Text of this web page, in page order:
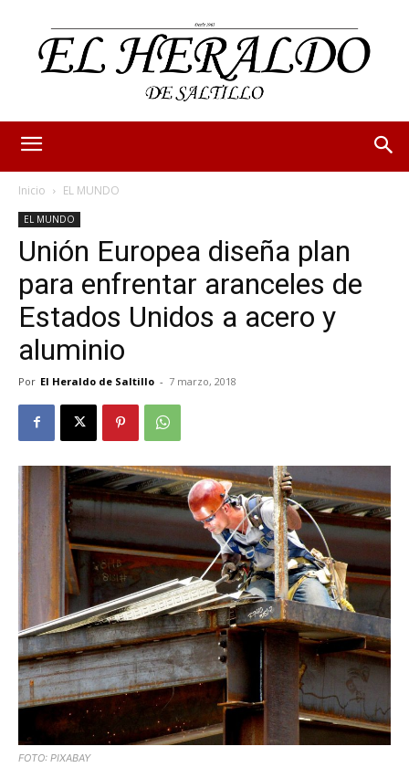
Inicio EL MUNDO
EL MUNDO
Unión Europea diseña plan
para enfrentar aranceles de
Estados Unidos a acero y
aluminio
Por El Heraldo de Saltillo - 7 marzo, 2018
FOTO: PIXABAY